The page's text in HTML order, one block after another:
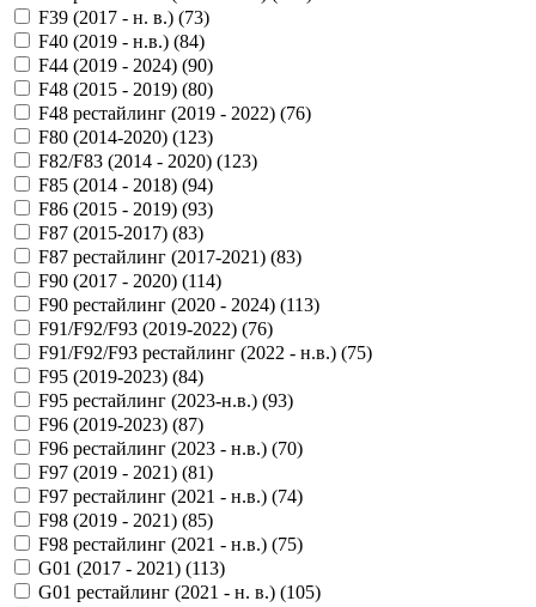
F39 (2017 - н. в.) (73)
F40 (2019 - н.в.) (84)
F44 (2019 - 2024) (90)
F48 (2015 - 2019) (80)
F48 рестайлинг (2019 - 2022) (76)
F80 (2014-2020) (123)
F82/F83 (2014 - 2020) (123)
F85 (2014 - 2018) (94)
F86 (2015 - 2019) (93)
F87 (2015-2017) (83)
F87 рестайлинг (2017-2021) (83)
F90 (2017 - 2020) (114)
F90 рестайлинг (2020 - 2024) (113)
F91/F92/F93 (2019-2022) (76)
F91/F92/F93 рестайлинг (2022 - н.в.) (75)
F95 (2019-2023) (84)
F95 рестайлинг (2023-н.в.) (93)
F96 (2019-2023) (87)
F96 рестайлинг (2023 - н.в.) (70)
F97 (2019 - 2021) (81)
F97 рестайлинг (2021 - н.в.) (74)
F98 (2019 - 2021) (85)
F98 рестайлинг (2021 - н.в.) (75)
G01 (2017 - 2021) (113)
G01 рестайлинг (2021 - н. в.) (105)